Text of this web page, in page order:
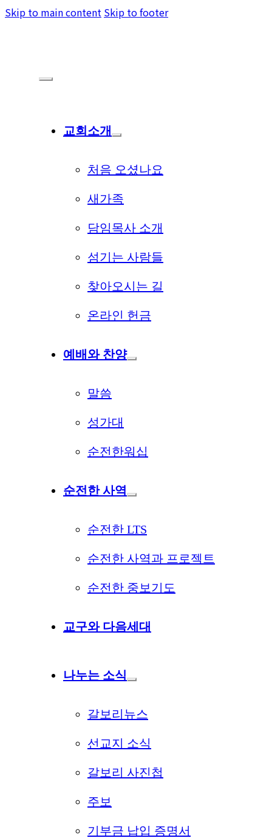
Skip to main content Skip to footer
교회소개
처음 오셨나요
새가족
담임목사 소개
섬기는 사람들
찾아오시는 길
온라인 헌금
예배와 찬양
말씀
성가대
순전한워십
순전한 사역
순전한 LTS
순전한 사역과 프로젝트
순전한 중보기도
교구와 다음세대
나누는 소식
갈보리뉴스
선교지 소식
갈보리 사진첩
주보
기부금 납입 증명서